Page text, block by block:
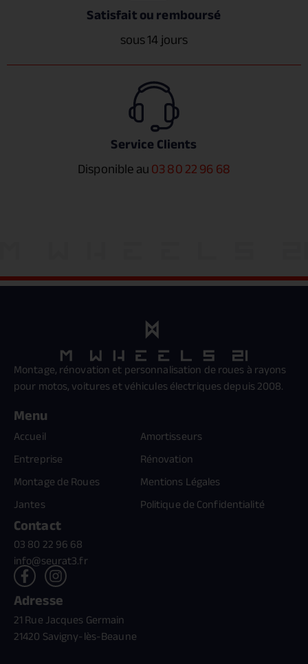
Satisfait ou remboursé
sous 14 jours
Service Clients
Disponible au03 80 22 96 68
Montage, rénovation et personnalisation de roues à rayons
pour motos, voitures et véhicules électriques depuis 2008.
Menu
Accueil
Entreprise
Montage de Roues
Jantes
Amortisseurs
Rénovation
Mentions Légales
Politique de Confidentialité
Contact
03 80 22 96 68
info@seurat3.fr
Adresse
21 Rue Jacques Germain
21420 Savigny-lès-Beaune